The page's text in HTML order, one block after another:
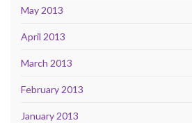
May 2013
April 2013
March 2013
February 2013
January 2013